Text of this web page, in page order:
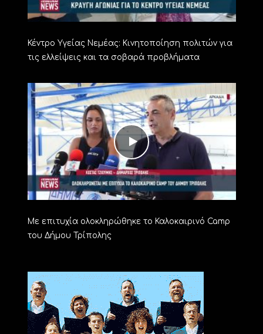
Κέντρο Υγείας Νεμέας: Κινητοποίηση πολιτών για
τις ελλείψεις και τα σοβαρά προβλήματα
Με επιτυχία ολοκληρώθηκε το Καλοκαιρινό Camp
του Δήμου Τρίπολης